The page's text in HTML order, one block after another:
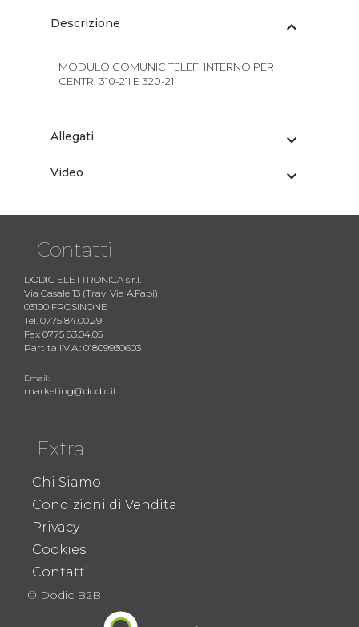
Descrizione
MODULO COMUNIC.TELEF. INTERNO PER
CENTR. 310-21I E 320-21I
Allegati
Video
Contatti
DODIC ELETTRONICA s.r.l.
Via Casale 13 (Trav. Via A.Fabi)
03100 FROSINONE
Tel. 0775 84.00.29
Fax 0775 83.04.05
Partita I.V.A.: 01809930603
Email:
marketing@dodic.it
Extra
Chi Siamo
Condizioni di Vendita
Privacy
Cookies
Contatti
© Dodic B2B